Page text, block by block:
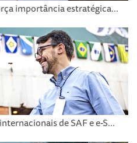
importância estratégica...
de SAF e e-S...